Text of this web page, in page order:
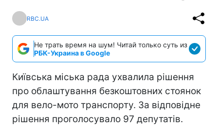
RBC.UA
Не трать время на шум! Читай только суть из
РБК-Украина в Google
Київська міська рада ухвалила рішення
про облаштування безкоштовних стоянок
для вело-мото транспорту. За відповідне
рішення проголосувало 97 депутатів.